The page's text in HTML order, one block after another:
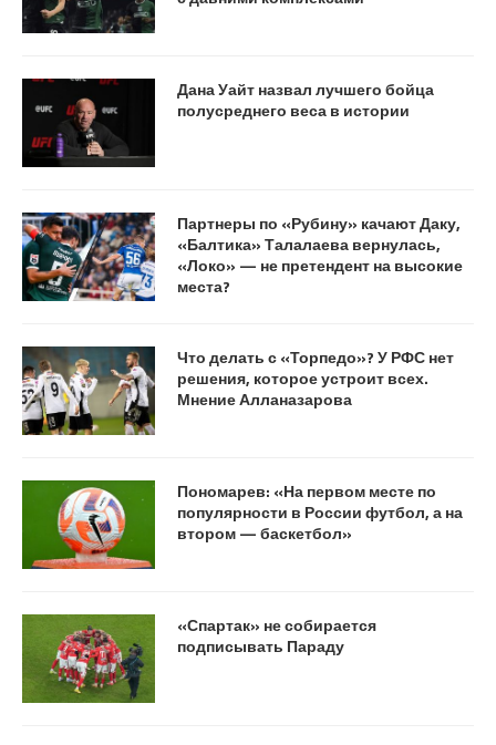
Дана Уайт назвал лучшего бойца
полусреднего веса в истории
Партнеры по «Рубину» качают Даку,
«Балтика» Талалаева вернулась,
«Локо» — не претендент на высокие
места?
Что делать с «Торпедо»? У РФС нет
решения, которое устроит всех.
Мнение Алланазарова
Пономарев: «На первом месте по
популярности в России футбол, а на
втором — баскетбол»
«Спартак» не собирается
подписывать Параду